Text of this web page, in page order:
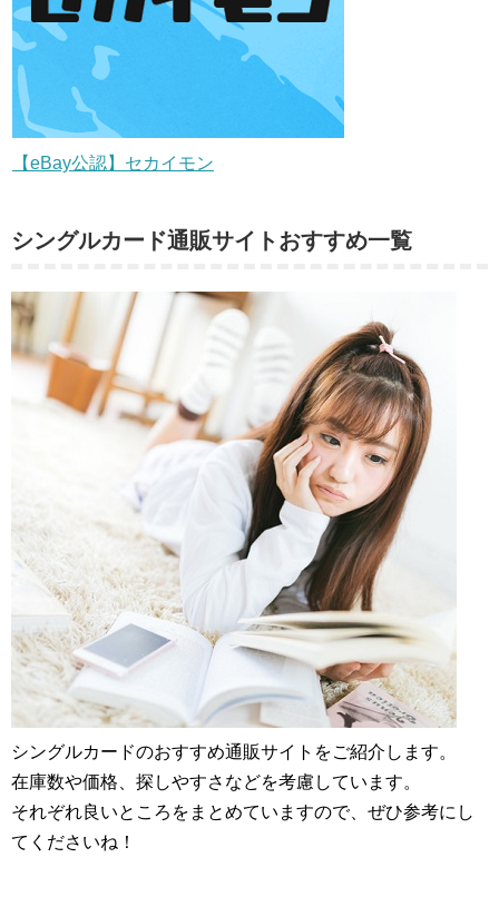
【eBay公認】セカイモン
シングルカード通販サイトおすすめ一覧
シングルカードのおすすめ通販サイトをご紹介します。
在庫数や価格、探しやすさなどを考慮しています。
それぞれ良いところをまとめていますので、ぜひ参考にし
てくださいね！